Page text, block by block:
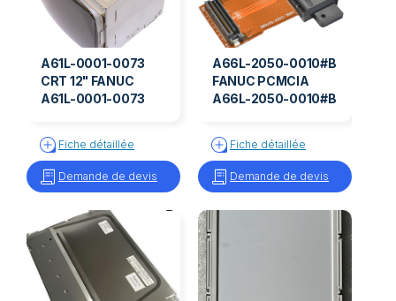
A61L-0001-0073
CRT 12" FANUC
A61L-0001-0073
Fiche détaillée
Demande de devis
A66L-2050-0010#B
FANUC PCMCIA
A66L-2050-0010#B
Fiche détaillée
Demande de devis